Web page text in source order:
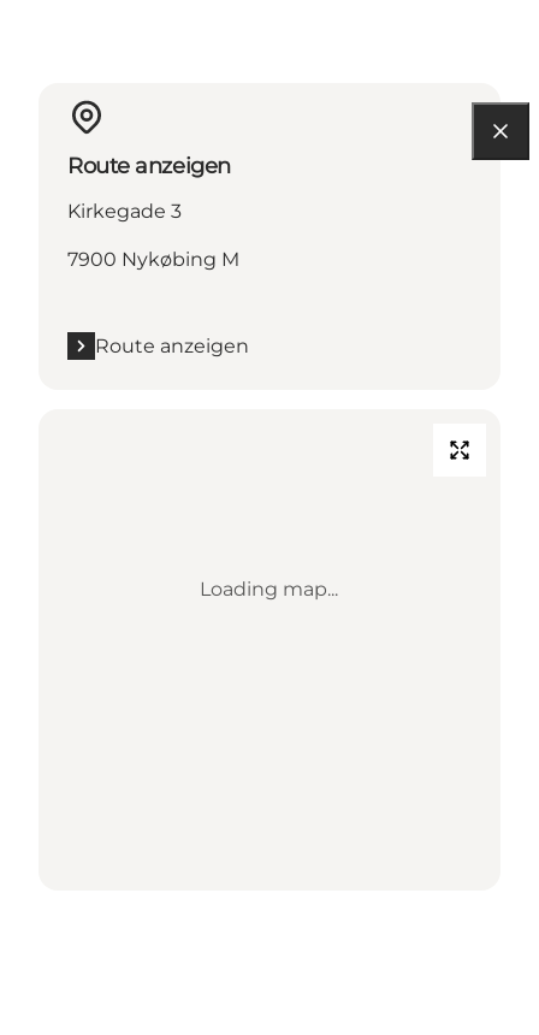
Route anzeigen
Kirkegade 3
7900 Nykøbing M
Route anzeigen
Loading map...